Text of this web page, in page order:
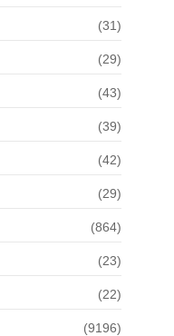
(31)
(29)
(43)
(39)
(42)
(29)
(864)
(23)
(22)
(9196)